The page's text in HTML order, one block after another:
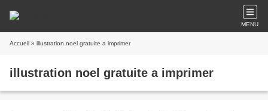
MENU
Accueil » illustration noel gratuite a imprimer
illustration noel gratuite a imprimer